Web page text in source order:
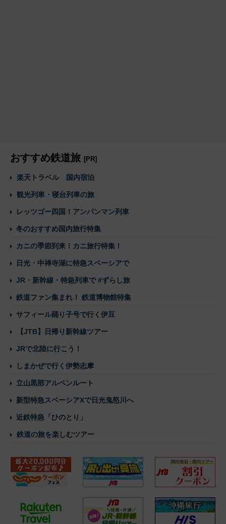
おすすめ鉄道旅 [PR]
楽天トラベル 国内宿泊
観光列車・寝台列車の旅
レッツゴー四国！アンパンマン列車
冬のおすすめ国内旅行特集
カニの季節到来！カニ旅行特集！
日光・中禅寺湖に特急スペーシアで
JR・新幹線・特急列車で #ずらし旅
鉄道ファン集まれ！ 鉄道博物館特集
サフィール踊り子号で行く伊豆
【JTB】日帰り新幹線ツアー
JRで北陸に行こう！
しまかぜで行く伊勢志摩
立山黒部アルペンルート
新型特急スペーシアXで日光鬼怒川へ
近鉄特急「ひのとり」
鉄道の旅を楽しむツアー